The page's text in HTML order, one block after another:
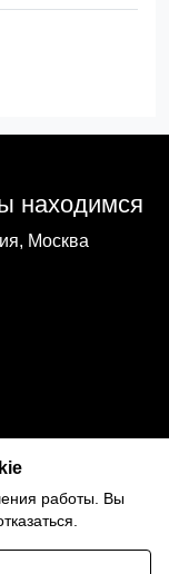
находимся
Москва
работы. Вы